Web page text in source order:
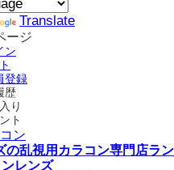
Translate
ン
登録
歴
り
ト
ン